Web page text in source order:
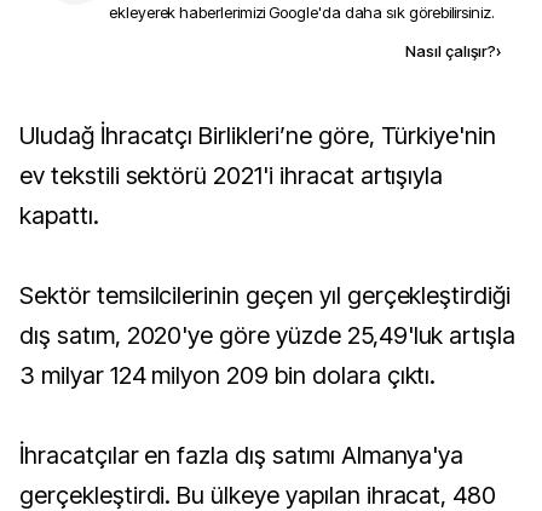
ekleyerek haberlerimizi Google'da daha sık görebilirsiniz.
Nasıl çalışır?›
Uludağ İhracatçı Birlikleri’ne göre, Türkiye'nin
ev tekstili sektörü 2021'i ihracat artışıyla
kapattı.
Sektör temsilcilerinin geçen yıl gerçekleştirdiği
dış satım, 2020'ye göre yüzde 25,49'luk artışla
3 milyar 124 milyon 209 bin dolara çıktı.
İhracatçılar en fazla dış satımı Almanya'ya
gerçekleştirdi. Bu ülkeye yapılan ihracat, 480